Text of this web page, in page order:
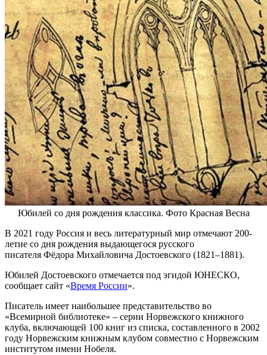
Юбилей со дня рождения классика. Фото Красная Весна
В 2021 году Россия и весь литературный мир отмечают 200-
летие со дня рождения выдающегося русского
писателя Фёдора Михайловича Достоевского (1821–1881).
Юбилей Достоевского отмечается под эгидой ЮНЕСКО,
сообщает сайт «Время России».
Писатель имеет наибольшее представительство во
«Всемирной библиотеке» – серии Норвежского книжного
клуба, включающей 100 книг из списка, составленного в 2002
году Норвежским книжным клубом совместно с Норвежским
институтом имени Нобеля.